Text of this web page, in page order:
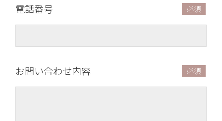
電話番号
お問い合わせ内容